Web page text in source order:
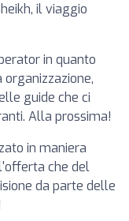
il viaggio
in quanto
guide che ci
Alla prossima!
in maniera
che del
da parte delle